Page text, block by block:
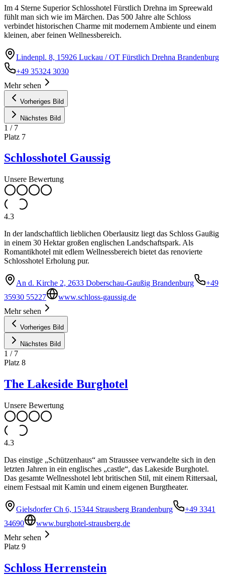
Im 4 Sterne Superior Schlosshotel Fürstlich Drehna im Spreewald
fühlt man sich wie im Märchen. Das 500 Jahre alte Schloss
verbindet historischen Charme mit modernem Ambiente und einem
kleinen, aber feinen Wellnessbereich.
Lindenpl. 8, 15926 Luckau / OT Fürstlich Drehna Brandenburg
+49 35324 3030
Mehr sehen
Vorheriges Bild
Nächstes Bild
1 / 7
Platz 7
Schlosshotel Gaussig
Unsere Bewertung
4.3
In der landschaftlich lieblichen Oberlausitz liegt das Schloss Gaußig
in einem 30 Hektar großen englischen Landschaftspark. Als
Romantikhotel mit edlem Wellnessbereich bietet das renovierte
Schlosshotel Erholung pur.
An d. Kirche 2, 2633 Doberschau-Gaußig Brandenburg
+49
35930 55227
www.schloss-gaussig.de
Mehr sehen
Vorheriges Bild
Nächstes Bild
1 / 7
Platz 8
The Lakeside Burghotel
Unsere Bewertung
4.3
Das einstige „Schützenhaus“ am Straussee verwandelte sich in den
letzten Jahren in ein englisches „castle“, das Lakeside Burghotel.
Das gesamte Wellnesshotel lebt britischen Stil, mit einem Rittersaal,
einem Festsaal mit Kamin und einem eigenen Burgtheater.
Gielsdorfer Ch 6, 15344 Strausberg Brandenburg
+49 3341
34690
www.burghotel-strausberg.de
Mehr sehen
Platz 9
Schloss Herrenstein